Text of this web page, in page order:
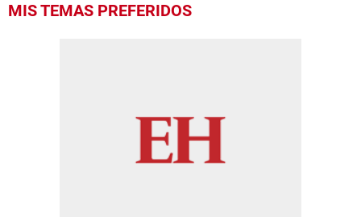
MIS TEMAS PREFERIDOS